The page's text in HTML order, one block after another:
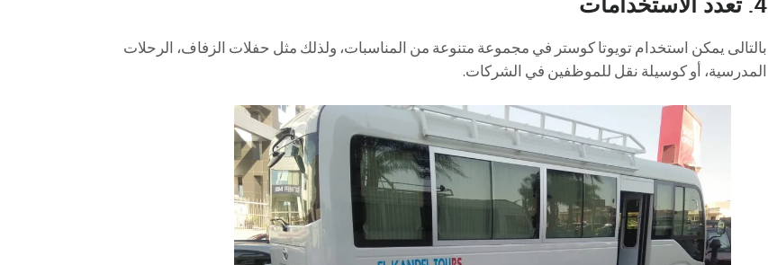
بالتالى يمكن استخدام تويوتا كوستر في مجموعة متنوعة من المناسبات، ولذلك مثل حفلات الزفاف، الرحلات
المدرسية، أو كوسيلة نقل للموظفين في الشركات.